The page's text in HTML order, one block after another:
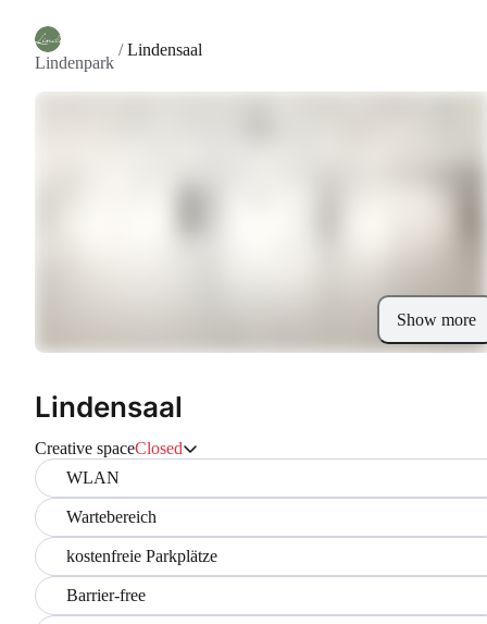
Lindenpark
/Lindensaal
Show more
Lindensaal
Creative spaceClosed
WLAN
Wartebereich
kostenfreie Parkplätze
Barrier-free